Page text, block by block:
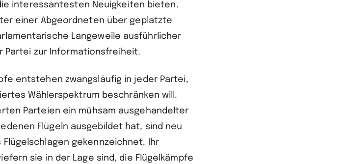
interessantesten Neuigkeiten bieten.
einer Abgeordneten über geplatzte
Langeweile ausführlicher
Partei zur Informationsfreiheit.
entstehen zwangsläufig in jeder Partei,
Wählerspektrum beschränken will.
Parteien ein mühsam ausgehandelter
Flügeln ausgebildet hat, sind neu
gekennzeichnet. Ihr
sie in der Lage sind, die Flügelkämpfe